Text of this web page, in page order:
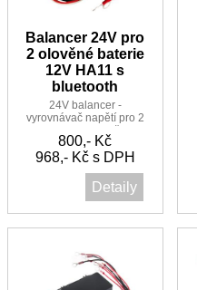
Balancer 24V pro
2 olověné baterie
12V HA11 s
bluetooth
24V balancer -
vyrovnávač napětí pro 2
baterie 12V, možno
monitorovat přes mobil
pomocí bluetooth
800,- Kč
968,- Kč s DPH
Detaily